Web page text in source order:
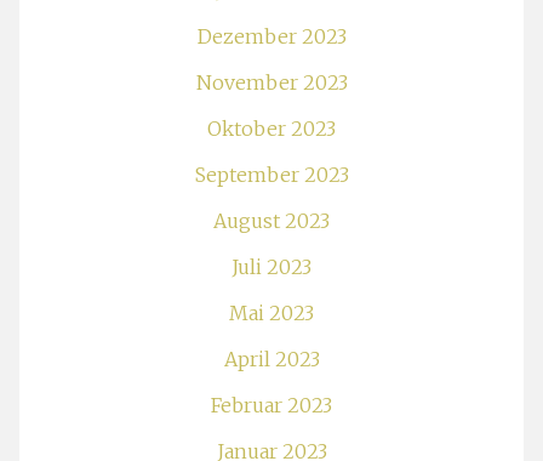
Mai 2023
April 2023
Februar 2023
Januar 2023
November 2022
Oktober 2022
September 2022
August 2022
Juli 2022
Juni 2022